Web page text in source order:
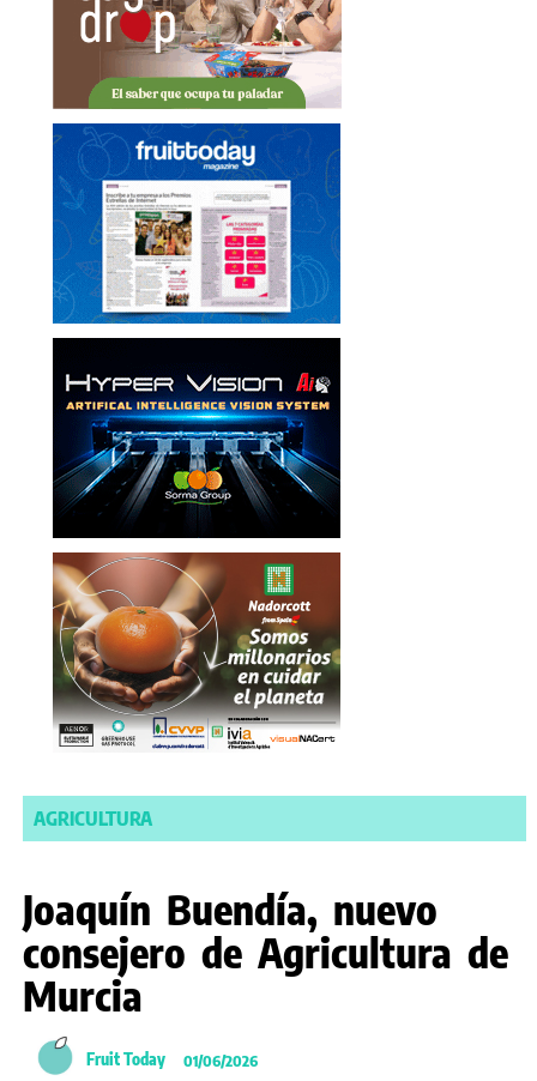
AGRICULTURA
Joaquín Buendía, nuevo
consejero de Agricultura de
Murcia
Fruit Today 01/06/2026